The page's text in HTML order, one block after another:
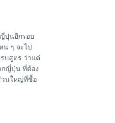
ปุ่นอีกรอบ
น ๆ จะไป
บสูตร ว่าแต่
กญี่ปุ่น ที่ต้อง
วนใหญ่ที่ซื้อ